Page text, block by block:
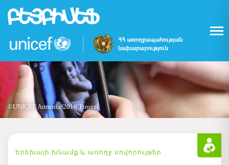
Skip
content
©UNICEF Armenia/2016/Pirozzi
Երեխայի խնամք և առողջ սովորույթեր